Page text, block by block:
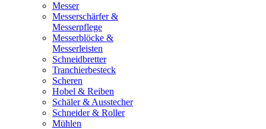
Messer
Messerschärfer &
Messerpflege
Messerblöcke &
Messerleisten
Schneidbretter
Tranchierbesteck
Scheren
Hobel & Reiben
Schäler & Ausstecher
Schneider & Roller
Mühlen